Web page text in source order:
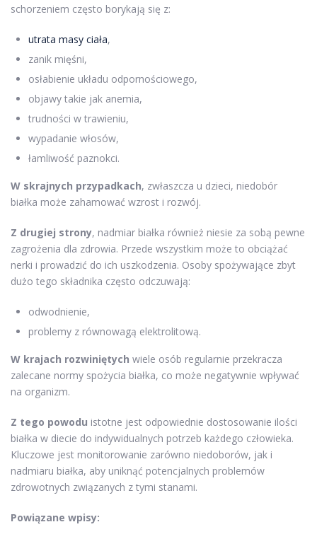
schorzeniem często borykają się z:
utrata masy ciała,
zanik mięśni,
osłabienie układu odpornościowego,
objawy takie jak anemia,
trudności w trawieniu,
wypadanie włosów,
łamliwość paznokci.
W skrajnych przypadkach, zwłaszcza u dzieci, niedobór
białka może zahamować wzrost i rozwój.
Z drugiej strony, nadmiar białka również niesie za sobą pewne
zagrożenia dla zdrowia. Przede wszystkim może to obciążać
nerki i prowadzić do ich uszkodzenia. Osoby spożywające zbyt
dużo tego składnika często odczuwają:
odwodnienie,
problemy z równowagą elektrolitową.
W krajach rozwiniętych wiele osób regularnie przekracza
zalecane normy spożycia białka, co może negatywnie wpływać
na organizm.
Z tego powodu istotne jest odpowiednie dostosowanie ilości
białka w diecie do indywidualnych potrzeb każdego człowieka.
Kluczowe jest monitorowanie zarówno niedoborów, jak i
nadmiaru białka, aby uniknąć potencjalnych problemów
zdrowotnych związanych z tymi stanami.
Powiązane wpisy: